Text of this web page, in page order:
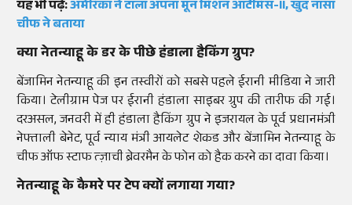
यह भी पढ़ें:अमेरिका ने टाला अपना मून मिशन आर्टेमिस-II, खुद नासा
चीफ ने बताया
क्या नेतन्याहू के डर के पीछे हंडाला हैकिंग ग्रुप?
बेंजामिन नेतन्याहू की इन तस्वीरों को सबसे पहले ईरानी मीडिया ने जारी
किया। टेलीग्राम पेज पर ईरानी हंडाला साइबर ग्रुप की तारीफ की गई।
दरअसल, जनवरी में ही हंडाला हैकिंग ग्रुप ने इजरायल के पूर्व प्रधानमंत्री
नेफ्ताली बेनेट, पूर्व न्याय मंत्री आयलेट शेकड और बेंजामिन नेतन्याहू के
चीफ ऑफ स्टाफ त्ज़ाची ब्रेवरमैन के फोन को हैक करने का दावा किया।
नेतन्याहू के कैमरे पर टेप क्यों लगाया गया?